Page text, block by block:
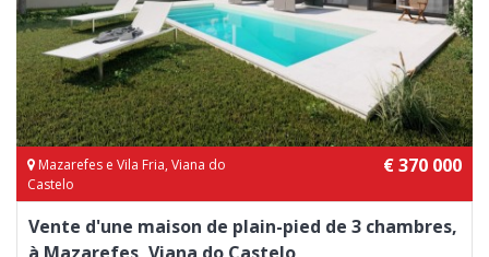
Mazarefes e Vila Fria, Viana do
Castelo
€ 370 000
Vente d'une maison de plain-pied de 3 chambres,